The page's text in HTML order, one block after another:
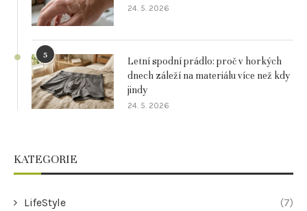
24. 5. 2026
5
Letní spodní prádlo: proč v horkých
dnech záleží na materiálu více než kdy
jindy
24. 5. 2026
KATEGORIE
LifeStyle (7)